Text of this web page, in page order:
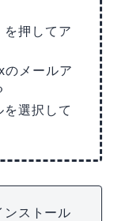
を押してア
のメールア
を選択して
ンストール